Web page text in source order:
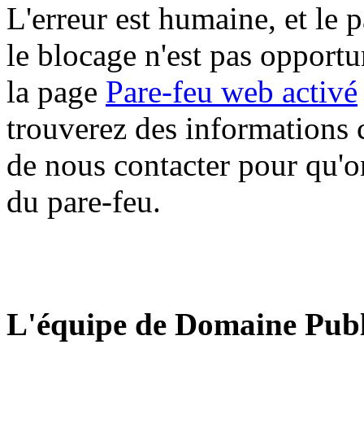
L'erreur est humaine, et le
le blocage n'est pas
la page Pare-feu web activé
trouverez des informations
de nous contacter pour
du pare-feu.
L'équipe de Domaine